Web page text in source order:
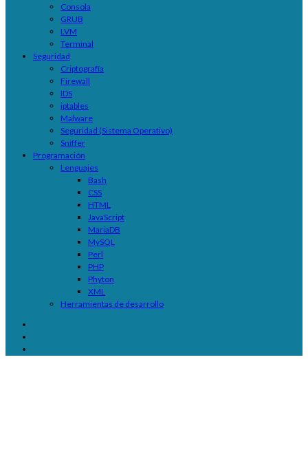
Consola
GRUB
LVM
Terminal
Seguridad
Criptografía
Firewall
IDS
iptables
Malware
Seguridad (Sistema Operativo)
Sniffer
Programación
Lenguajes
Bash
CSS
HTML
JavaScript
MariaDB
MySQL
Perl
PHP
Phyton
XML
Herramientas de desarrollo